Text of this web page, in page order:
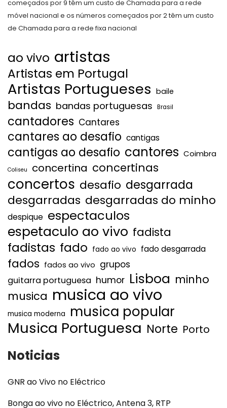
começados por 9 têm um custo de Chamada para a rede
móvel nacional e os números começados por 2 têm um custo
de Chamada para a rede fixa nacional
ao vivo artistas
Artistas em Portugal
Artistas Portugueses baile
bandas bandas portuguesas Brasil
cantadores Cantares
cantares ao desafio cantigas
cantigas ao desafio cantores Coimbra
Coliseu concertina concertinas
concertos desafio desgarrada
desgarradas desgarradas do minho
despique espectaculos
espetaculo ao vivo fadista
fadistas fado fado ao vivo fado desgarrada
fados fados ao vivo grupos
guitarra portuguesa humor Lisboa minho
musica musica ao vivo
musica moderna musica popular
Musica Portuguesa Norte Porto
Noticias
GNR ao Vivo no Eléctrico
Bonga ao vivo no Eléctrico, Antena 3, RTP